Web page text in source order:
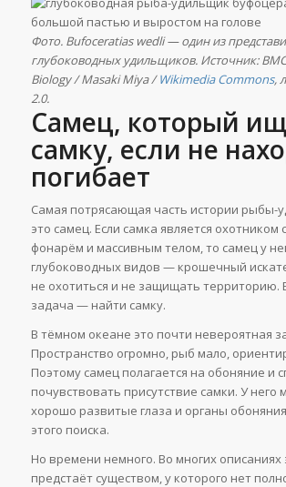
Фото. Bufoceratias wedli — один из
глубоководных удильщиков. Источник:
Biology / Masaki Miya /Wikimedia Commons,
2.0.
Самец, который
самку, если не
погибает
Самая потрясающая часть истории
это самец. Если самка является охотником
фонарём и массивным телом, то самец у
глубоководных видов — крошечный
не охотиться и не защищать территорию.
задача — найти самку.
В тёмном океане это почти невероятная
Пространство огромно, рыб мало,
Поэтому самец полагается на обоняние и
почувствовать присутствие самки. У него
хорошо развитые глаза и органы
этого поиска.
Но времени немного. Во многих
предстаёт существом, у которого нет